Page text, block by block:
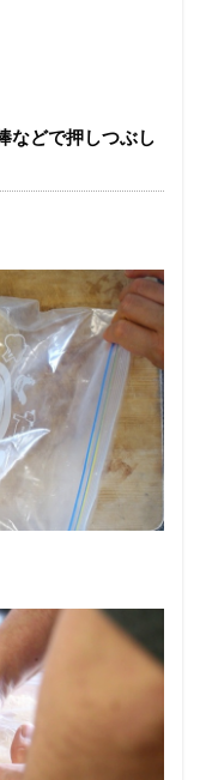
などで押しつぶし